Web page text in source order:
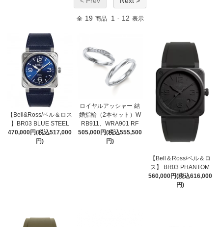
全 19 商品 1 - 12 表示
【Bell&Ross/ベル＆ロス
】BR03 BLUE STEEL
470,000円(税込517,000
円)
ロイヤルアッシャー 結
婚指輪（2本セット）W
RB911、WRA901 RF
505,000円(税込555,500
円)
【Bell＆Ross/ベル＆ロ
ス】 BR03 PHANTOM
560,000円(税込616,000
円)